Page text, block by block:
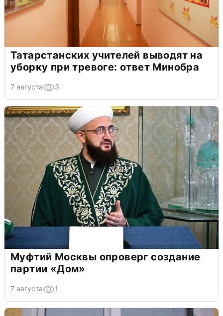
Татарстанских учителей выводят на
уборку при тревоге: ответ Минобра
7 августа 3
Муфтий Москвы опроверг создание
партии «Дом»
7 августа 1